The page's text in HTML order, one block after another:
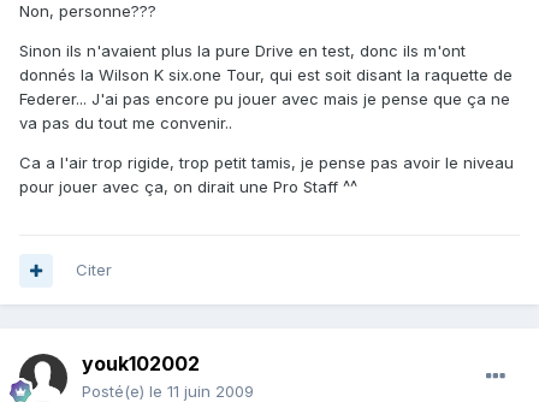
Non, personne???
Sinon ils n'avaient plus la pure Drive en test, donc ils m'ont
donnés la Wilson K six.one Tour, qui est soit disant la raquette de
Federer... J'ai pas encore pu jouer avec mais je pense que ça ne
va pas du tout me convenir..
Ca a l'air trop rigide, trop petit tamis, je pense pas avoir le niveau
pour jouer avec ça, on dirait une Pro Staff ^^
Citer
youk102002
Posté(e) le 11 juin 2009